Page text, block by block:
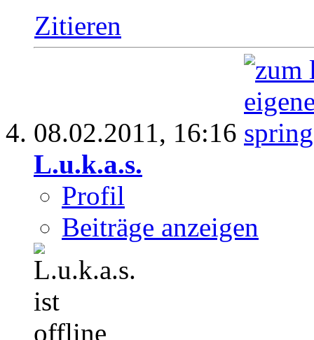
Zitieren
08.02.2011, 16:16
L.u.k.a.s.
Profil
Beiträge anzeigen